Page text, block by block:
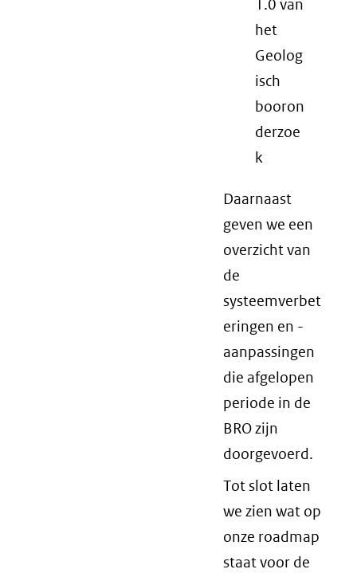
1.0 van
het
Geolog
isch
booron
derzoe
k
Daarnaast
geven we een
overzicht van
de
systeemverbet
eringen en -
aanpassingen
die afgelopen
periode in de
BRO zijn
doorgevoerd.
Tot slot laten
we zien wat op
onze roadmap
staat voor de